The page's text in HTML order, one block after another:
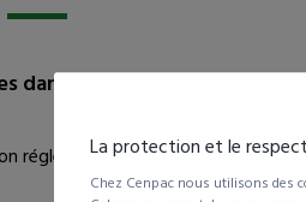
dangers liés aux produits
réglementaire pour matières
La protection et le
Chez Cenpac nous utilisons des